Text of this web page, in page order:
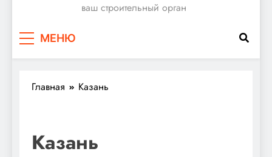
ваш строительный орган
МЕНЮ
Главная Казань
Казань